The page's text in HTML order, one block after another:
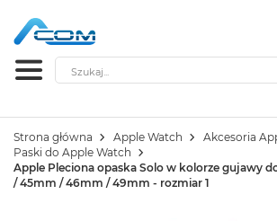
Szukaj
Strona główna Apple Watch
Akcesoria
Paski do Apple Watch
Apple Pleciona opaska Solo w kolorze gujawy
/ 45mm / 46mm / 49mm - rozmiar 1